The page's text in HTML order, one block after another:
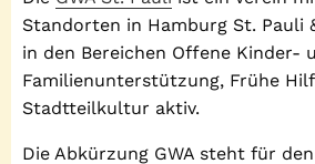
Standorten in Hamburg St. Pauli
in den Bereichen Offene Kinder-
Familienunterstützung, Frühe
Stadtteilkultur aktiv.
Die Abkürzung GWA steht für